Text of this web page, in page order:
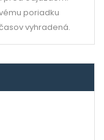
poriadku
vyhradená.